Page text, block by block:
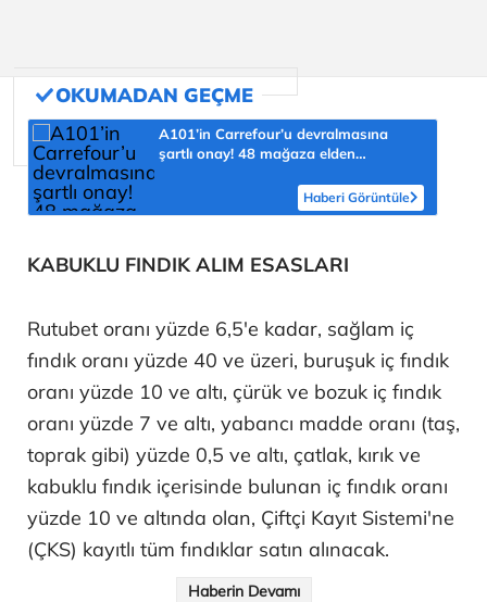
A101’in Carrefour’u devralmasına
şartlı onay! 48 mağaza elden
Haberi Görüntüle
KABUKLU FINDIK ALIM ESASLARI
Rutubet oranı yüzde 6,5'e kadar, sağlam iç
fındık oranı yüzde 40 ve üzeri, buruşuk iç fındık
oranı yüzde 10 ve altı, çürük ve bozuk iç fındık
oranı yüzde 7 ve altı, yabancı madde oranı (taş,
toprak gibi) yüzde 0,5 ve altı, çatlak, kırık ve
kabuklu fındık içerisinde bulunan iç fındık oranı
yüzde 10 ve altında olan, Çiftçi Kayıt Sistemi'ne
(ÇKS) kayıtlı tüm fındıklar satın alınacak.
Haberin Devamı